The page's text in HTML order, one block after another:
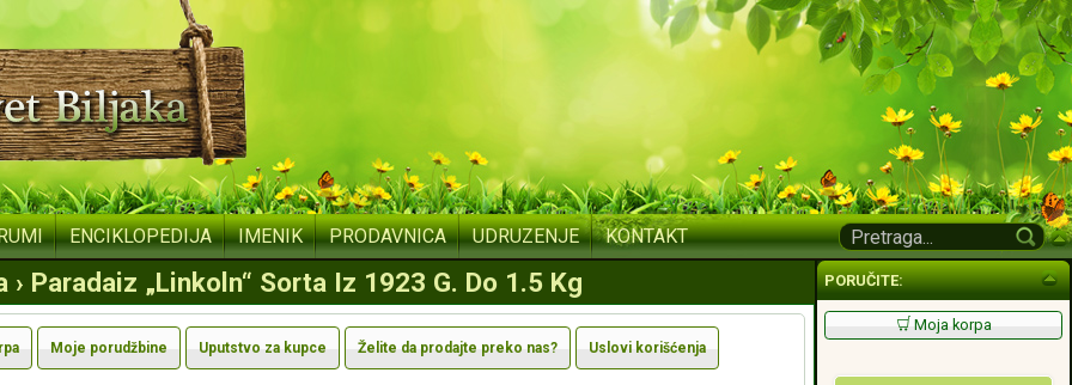
ENCIKLOPEDIJA IMENIK PRODAVNICA UDRUZENJE KONTAKT
› Paradaiz „Linkoln“ Sorta Iz 1923 G. Do 1.5 Kg
Moje porudžbine Uputstvo za kupce Želite da prodajte preko nas? Uslovi korišćenja
PORUČITE:
Moja korpa